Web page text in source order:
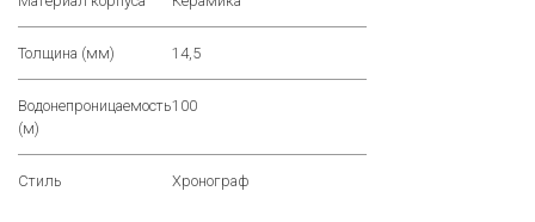
Толщина (мм) 14,5
Водонепроницаемость
(м)
100
Стиль Хронограф